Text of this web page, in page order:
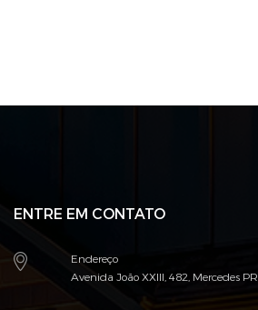
ENTRE EM CONTATO
Endereço
Avenida João XXIII, 482, Mercedes PR